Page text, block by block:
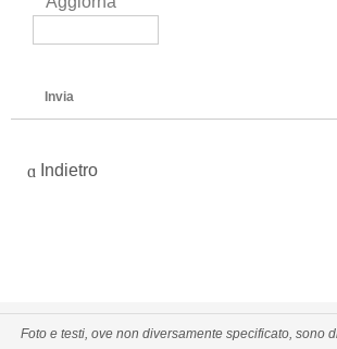
Invia
Indietro
Foto e testi, ove non diversamente specificato, sono